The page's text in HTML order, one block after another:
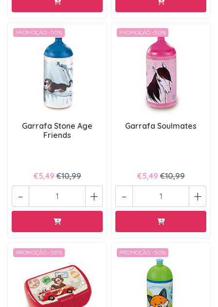
PROMOÇÃO -50%
Garrafa Stone Age
Friends
€5,49 €10,99
+
-
PROMOÇÃO -50%
Garrafa Soulmates
€5,49 €10,99
+
-
PROMOÇÃO -50% PROMOÇÃO -50%